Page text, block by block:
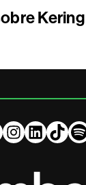
Kering